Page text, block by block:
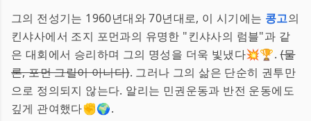
그의 전성기는 1960년대와 70년대로, 이 시기에는 콩고의
킨샤사에서 조지 포먼과의 유명한 "킨샤사의 럼블"과 같
은 대회에서 승리하며 그의 명성을 더욱 빛냈다💥🏆.(물
론, 포먼 그릴이 아니다). 그러나 그의 삶은 단순히 권투만
으로 정의되지 않는다. 알리는 민권운동과 반전 운동에도
깊게 관여했다✊🌍.